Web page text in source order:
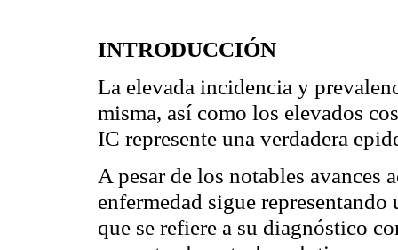
INTRODUCCIÓN
La elevada incidencia y
misma, así como los elevados
IC represente una verdadera
A pesar de los notables avances
enfermedad sigue
que se refiere a su diagnóstico